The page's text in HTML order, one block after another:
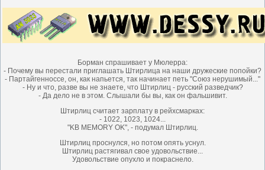
Борман спрашивает у Мюлерра:
- Почему вы перестали приглашать Штирлица на наши дружеские попойки?
- Партайгенноссе, он, как напьется, так начинает петь "Союз нерушимый..."
- Ну и что, разве вы не знаете, что Штирлиц - русский разведчик?
- Да дело не в этом. Слышали бы вы, как он фальшивит.
Штиpлиц считает заpплату в pейхсмарках:
- 1022, 1023, 1024...
"KB MEMORY OK", - подумал Штиpлиц.
Штирлиц проснулся, но потом опять уснул.
Штирлиц растягивал свое удовольствие...
Удовольствие опухло и покраснело.